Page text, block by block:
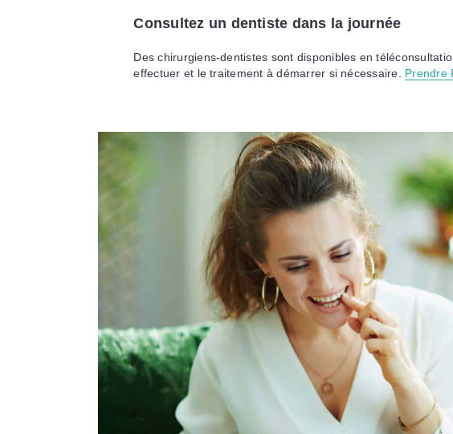
Consultez un dentiste dans la journée
Des chirurgiens-dentistes sont disponibles en
effectuer et le traitement à démarrer si nécessaire. Prendre